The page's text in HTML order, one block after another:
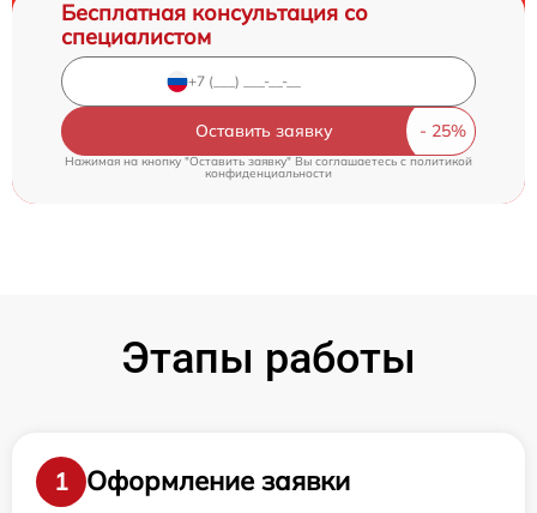
Бесплатная консультация со
специалистом
Оставить заявку
Нажимая на кнопку "Оставить заявку" Вы соглашаетесь cполитикой
конфиденциальности
Этапы работы
1
Оформление заявки